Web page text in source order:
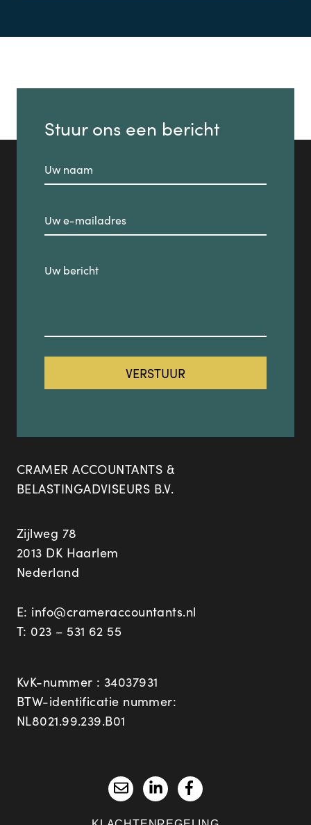
Stuur ons een bericht
CRAMER ACCOUNTANTS &
BELASTINGADVISEURS B.V.
Zijlweg 78
2013 DK Haarlem
Nederland
E: info@crameraccountants.nl
T: 023 – 531 62 55
KvK-nummer : 34037931
BTW-identificatie nummer:
NL8021.99.239.B01